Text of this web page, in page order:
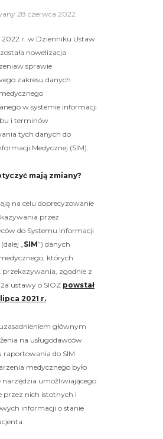
28 czerwca 2022
2022 r. w Dzienniku Ustaw
nowelizacja
sprawie
zakresu danych
w systemie informacji
i terminów
tych danych do
Medycznej (SIM).
mają zmiany?
na celu doprecyzowanie
przez
do Systemu Informacji
„ SIM”) danych
których
przekazywania, zgodnie z
ustawy o SIOZ powstał
2021 r.
głównym
na usługodawców
raportowania do SIM
medycznego było
narzędzia umożliwiającego
przez nich istotnych i
informacji o stanie